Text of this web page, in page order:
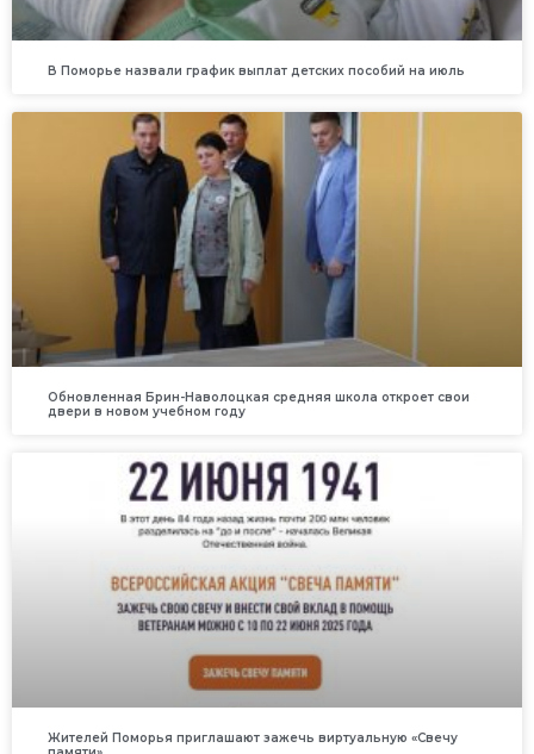
В Поморье назвали график выплат детских пособий на июль
Обновленная Брин-Наволоцкая средняя школа откроет свои
двери в новом учебном году
Жителей Поморья приглашают зажечь виртуальную «Свечу